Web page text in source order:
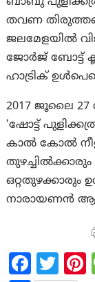
തവണ
ജലമേളയിൽ
ജോർജ് ബോട്ട്
ഹാട്രിക്
2017 ജൂലൈ 27
‘ഷോട്ട്
കാൽ കോൽ
തുഴച്ചിൽക്കാരും
ഒറ്റതുഴക്കാരും
നാരായണൻ
Fa T